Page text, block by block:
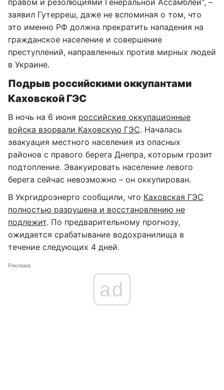
правом и резолюциями Генеральной Ассамблеи", –
заявил Гутерреш, даже не вспоминая о том, что
это именно РФ должна прекратить нападения на
гражданское население и совершение
преступлений, направленных против мирных людей
в Украине.
Подрыв российскими оккупантами
Каховской ГЭС
В ночь на 6 июня российские оккупационные
войска взорвали Каховскую ГЭС. Началась
эвакуация местного населения из опасных
районов с правого берега Днепра, которым грозит
подтопление. Эвакуировать население левого
берега сейчас невозможно – он оккупирован.
В Укргидроэнерго сообщили, что Каховская ГЭС
полностью разрушена и восстановлению не
подлежит. По предварительному прогнозу,
ожидается срабатывание водохранилища в
течение следующих 4 дней.
Реклама
ad